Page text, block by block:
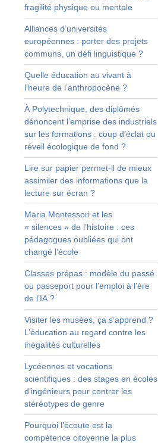
fragilité physique ou mentale
Alliances d’universités
européennes : porter des projets
communs, un défi linguistique ?
Quelle éducation au vivant à
l’heure de l’anthropocène ?
À Polytechnique, des diplômés
dénoncent l’emprise des industriels
sur les formations : coup d’éclat ou
réveil écologique de fond ?
Lire sur papier permet-il de mieux
assimiler des informations que la
lecture sur écran ?
Maria Montessori et les
« silences » de l’histoire : ces
pédagogues oubliées qui ont
changé l’école
Classes prépas : modèle du passé
ou passeport pour l’emploi à l’ère
de l’IA ?
Visiter les musées, ça s’apprend ?
L’éducation au regard contre les
inégalités culturelles
Lycéennes et vocations
scientifiques : des stages en écoles
d’ingénieurs pour contrer les
stéréotypes de genre
Pourquoi l’écoute est la
compétence citoyenne la plus